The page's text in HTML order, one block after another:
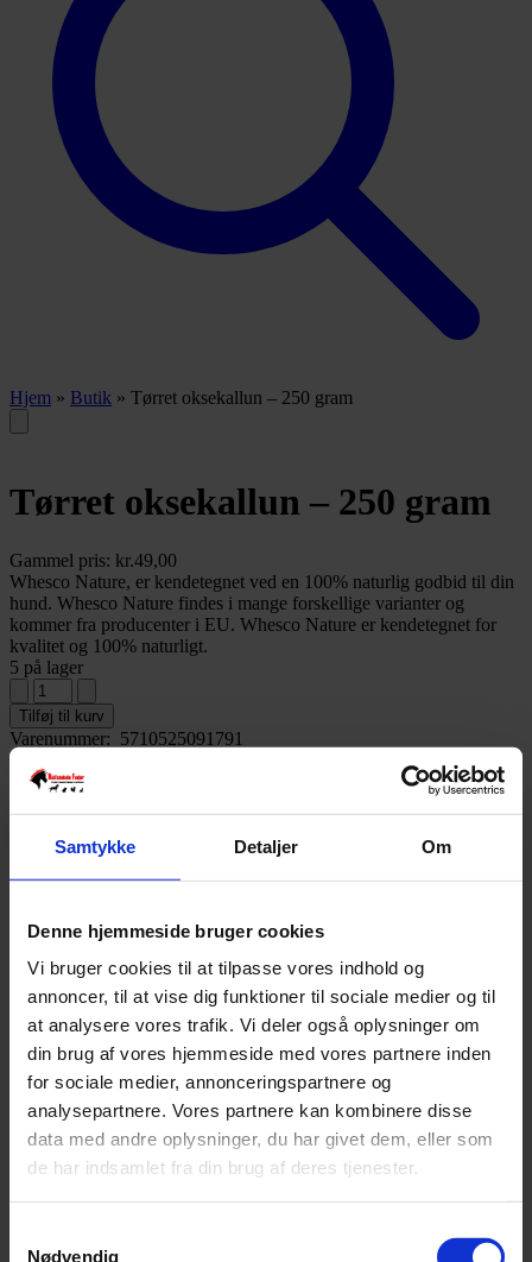
Samtykke Detaljer Om
Denne hjemmeside bruger cookies
Vi bruger cookies til at tilpasse vores indhold og
annoncer, til at vise dig funktioner til sociale medier og til
at analysere vores trafik. Vi deler også oplysninger om
din brug af vores hjemmeside med vores partnere inden
for sociale medier, annonceringspartnere og
analysepartnere. Vores partnere kan kombinere disse
data med andre oplysninger, du har givet dem, eller som
de har indsamlet fra din brug af deres tjenester.
Nødvendig
Hjem » Butik » Tørret oksekallun – 250 gram
Tørret oksekallun – 250 gram
Gammel pris: kr.49,00
Whesco Nature, er kendetegnet ved en 100% naturlig godbid til din
hund. Whesco Nature findes i mange forskellige varianter og
kommer fra producenter i EU. Whesco Nature er kendetegnet for
kvalitet og 100% naturligt.
5 på lager
Tilføj til kurv
Varenummer: 5710525091791
Varekategori:
Naturlige Tyggesnacks
Oksekallun
100% okse.
Analyse:
Råprotein 40,5%, Råfedt 9,7%, Råaske 2,05%
SKU
5710525091791
Weight
Relaterede produkter
Tørret oksehud med pels - 250 gram